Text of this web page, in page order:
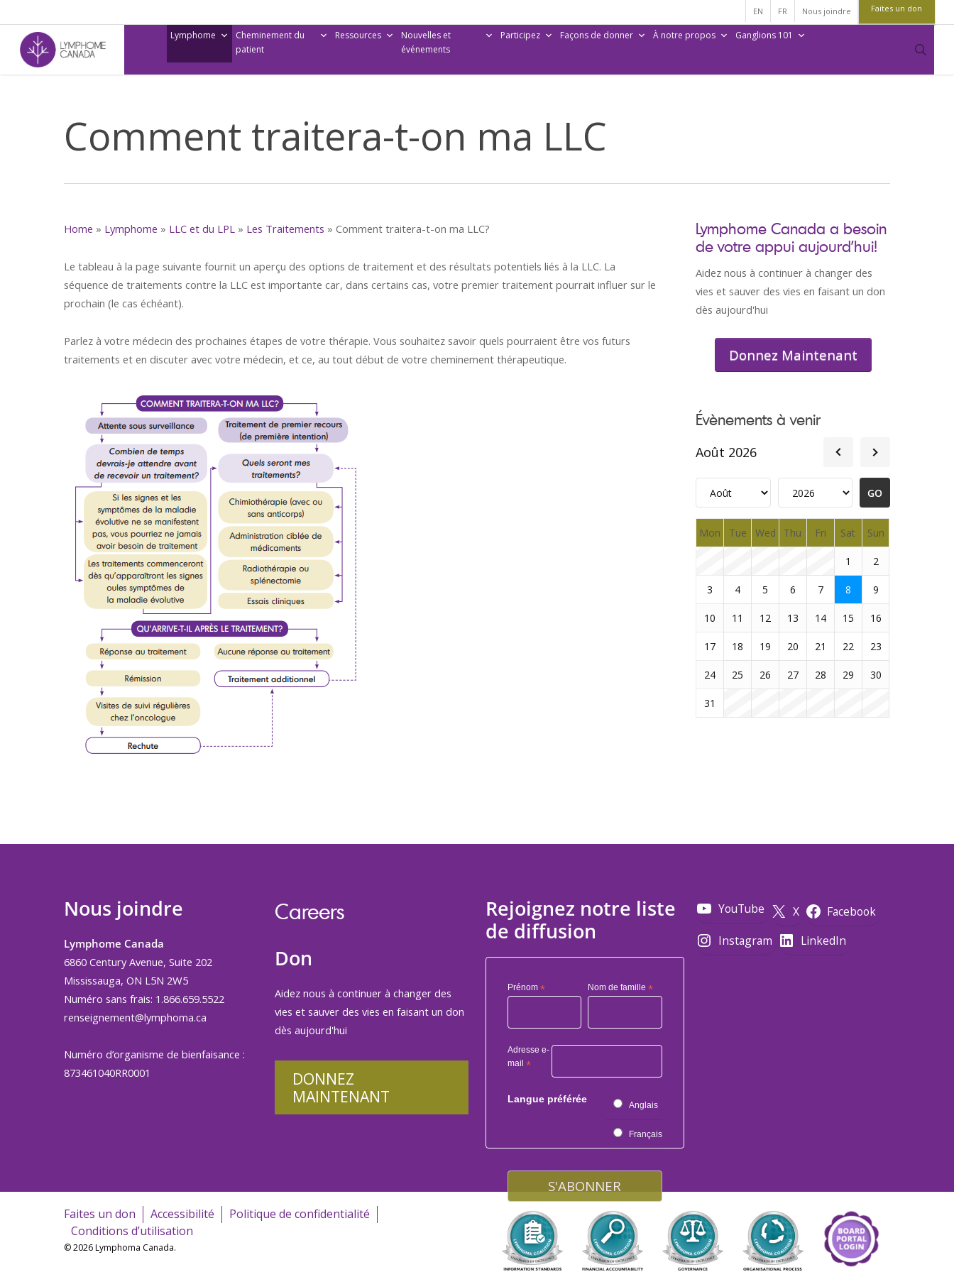
to
main
content
EN FR Nous joindre Faites un don
Lymphome
Cheminement du
patient
Ressources
Nouvelles et
événements
Participez Façons de donner À notre propos Ganglions 101
Comment traitera-t-on ma LLC
Home » Lymphome » LLC et du LPL » Les Traitements » Comment traitera-t-on ma LLC?
Le tableau à la page suivante fournit un aperçu des options de traitement et des résultats potentiels liés à la LLC. La
séquence de traitements contre la LLC est importante car, dans certains cas, votre premier traitement pourrait influer sur le
prochain (le cas échéant).
Parlez à votre médecin des prochaines étapes de votre thérapie. Vous souhaitez savoir quels pourraient être vos futurs
traitements et en discuter avec votre médecin, et ce, au tout début de votre cheminement thérapeutique.
Lymphome Canada a besoin
de votre appui aujourd’hui!
Aidez nous à continuer à changer des
vies et sauver des vies en faisant un don
dès aujourd'hui
Donnez Maintenant
Évènements à venir
Août 2026
Mon Tue Wed Thu Fri Sat Sun
1 2
3 4 5 6 7 8 9
10 11 12 13 14 15 16
17 18 19 20 21 22 23
24 25 26 27 28 29 30
31
Nous joindre
Lymphome Canada
6860 Century Avenue, Suite 202
Mississauga, ON L5N 2W5
Numéro sans frais: 1.866.659.5522
renseignement@lymphoma.ca
Numéro d’organisme de bienfaisance :
873461040RR0001
Careers
Don
Aidez nous à continuer à changer des
vies et sauver des vies en faisant un don
dès aujourd'hui
DONNEZ
MAINTENANT
Rejoignez notre liste
de diffusion
Prénom * Nom de famille *
Adresse e-
mail *
Langue préférée
Anglais
Français
YouTube X
Facebook
Instagram
LinkedIn
Faites un don Accessibilité
Politique de confidentialité
Conditions d’utilisation
© 2026 Lymphoma Canada.